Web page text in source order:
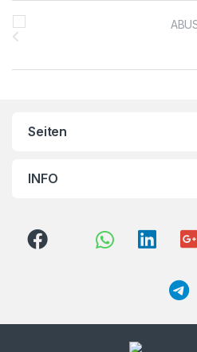
Brands Carousel
Seiten
INFO